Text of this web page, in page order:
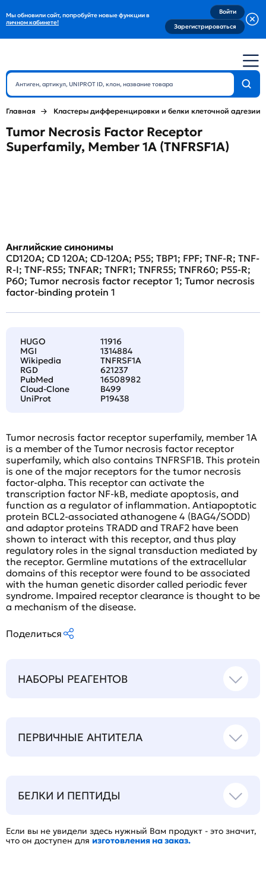
Мы обновили сайт, попробуйте новые функции в
личном кабинете!
Войти
Зарегистрироваться
Главная Кластеры дифференцировки и белки клеточной адгезии
Tumor Necrosis Factor Receptor
Superfamily, Member 1A (TNFRSF1A)
Английские синонимы
CD120A; CD 120A; CD-120A; P55; TBP1; FPF; TNF-R; TNF-
R-I; TNF-R55; TNFAR; TNFR1; TNFR55; TNFR60; P55-R;
P60; Tumor necrosis factor receptor 1; Tumor necrosis
factor-binding protein 1
HUGO
11916
MGI
1314884
Wikipedia
TNFRSF1A
RGD
621237
PubMed
16508982
Cloud-Clone
B499
UniProt
P19438
Tumor necrosis factor receptor superfamily, member 1A
is a member of the Tumor necrosis factor receptor
superfamily, which also contains TNFRSF1B. This protein
is one of the major receptors for the tumor necrosis
factor-alpha. This receptor can activate the
transcription factor NF-kB, mediate apoptosis, and
function as a regulator of inflammation. Antiapoptotic
protein BCL2-associated athanogene 4 (BAG4/SODD)
and adaptor proteins TRADD and TRAF2 have been
shown to interact with this receptor, and thus play
regulatory roles in the signal transduction mediated by
the receptor. Germline mutations of the extracellular
domains of this receptor were found to be associated
with the human genetic disorder called periodic fever
syndrome. Impaired receptor clearance is thought to be
a mechanism of the disease.
Поделиться
НАБОРЫ РЕАГЕНТОВ
ПЕРВИЧНЫЕ АНТИТЕЛА
БЕЛКИ И ПЕПТИДЫ
Если вы не увидели здесь нужный Вам продукт - это значит,
что он доступен для изготовления на заказ.